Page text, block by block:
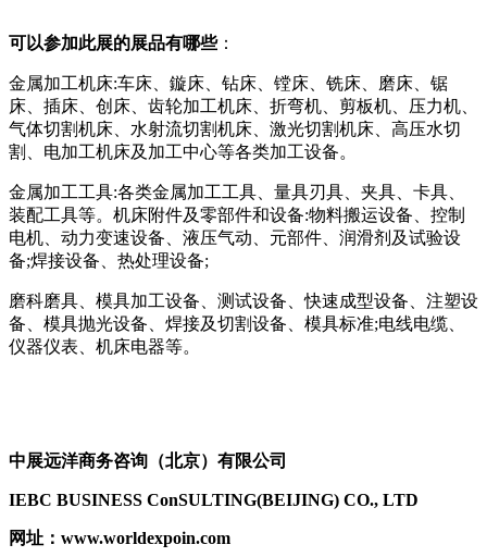
可以参加此展的展品有哪些：
金属加工机床:车床、鏇床、钻床、镗床、铣床、磨床、锯
床、插床、创床、齿轮加工机床、折弯机、剪板机、压力机、
气体切割机床、水射流切割机床、激光切割机床、高压水切
割、电加工机床及加工中心等各类加工设备。
金属加工工具:各类金属加工工具、量具刃具、夹具、卡具、
装配工具等。机床附件及零部件和设备:物料搬运设备、控制
电机、动力变速设备、液压气动、元部件、润滑剂及试验设
备;焊接设备、热处理设备;
磨科磨具、模具加工设备、测试设备、快速成型设备、注塑设
备、模具抛光设备、焊接及切割设备、模具标准;电线电缆、
仪器仪表、机床电器等。
中展远洋商务咨询（北京）有限公司
IEBC BUSINESS ConSULTING(BEIJING) CO., LTD
网址 ：www.worldexpoin.com